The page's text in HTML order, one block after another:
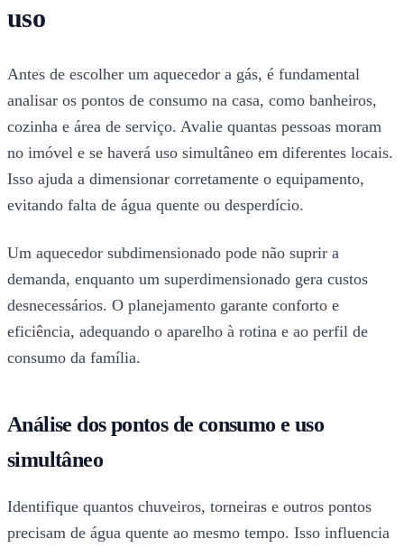
uso
Antes de escolher um aquecedor a gás, é fundamental
analisar os pontos de consumo na casa, como banheiros,
cozinha e área de serviço. Avalie quantas pessoas moram
no imóvel e se haverá uso simultâneo em diferentes locais.
Isso ajuda a dimensionar corretamente o equipamento,
evitando falta de água quente ou desperdício.
Um aquecedor subdimensionado pode não suprir a
demanda, enquanto um superdimensionado gera custos
desnecessários. O planejamento garante conforto e
eficiência, adequando o aparelho à rotina e ao perfil de
consumo da família.
Análise dos pontos de consumo e uso
simultâneo
Identifique quantos chuveiros, torneiras e outros pontos
precisam de água quente ao mesmo tempo. Isso influencia